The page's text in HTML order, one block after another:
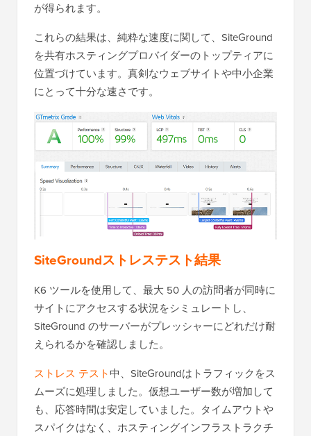
が得られます。
これらの結果は、純粋な速度に関して、SiteGround
を共有ホスティングプロバイダーのトップティアに
位置づけています。真剣なウェブサイトや中小企業
にとって十分な速さです。
SiteGroundストレステスト結果
K6 ツールを使用して、最大 50 人の訪問者が同時に
サイトにアクセスする状況をシミュレートし、
SiteGround のサーバーがプレッシャーにどれだけ耐
えられるかを確認しました。
ストレス テスト中、SiteGroundはトラフィックをス
ムーズに処理しました。仮想ユーザー数が増加して
も、応答時間は安定していました。タイムアウトや
スパイクはなく、ホスティングインフラストラクチ